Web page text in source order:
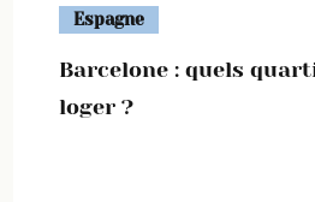
Espagne
Barcelone : quels
loger ?